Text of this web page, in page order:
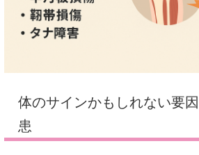
体のサインかもしれない要
患